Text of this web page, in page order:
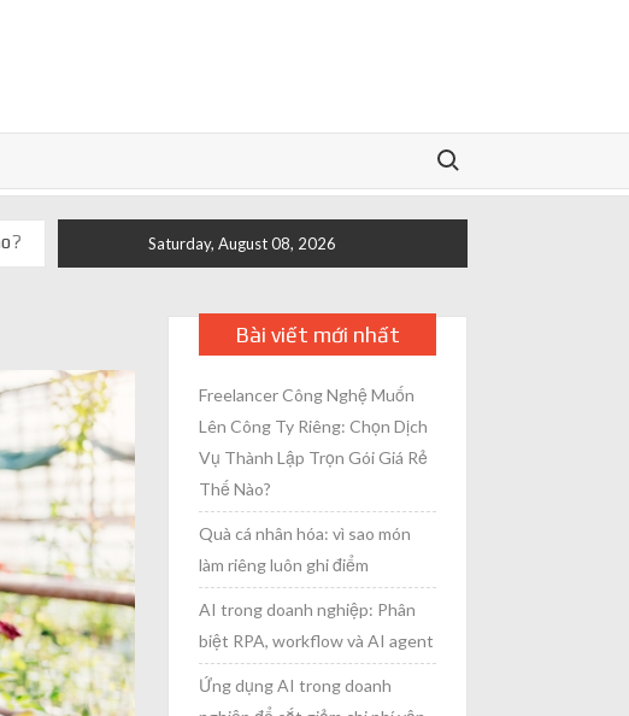
Search for:
Saturday, August 08, 2026
Bài viết mới nhất
Freelancer Công Nghệ Muốn
Lên Công Ty Riêng: Chọn Dịch
Vụ Thành Lập Trọn Gói Giá Rẻ
Thế Nào?
Quà cá nhân hóa: vì sao món
làm riêng luôn ghi điểm
AI trong doanh nghiệp: Phân
biệt RPA, workflow và AI agent
Ứng dụng AI trong doanh